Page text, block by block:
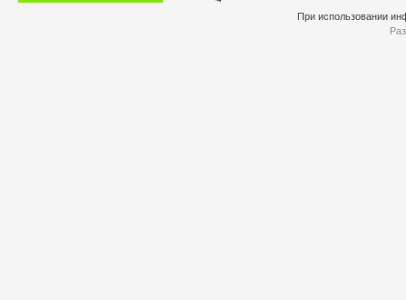
При использовании